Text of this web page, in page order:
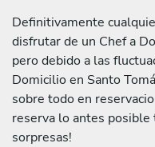
Definitivamente
disfrutar de un Chef a
pero debido a las
Domicilio en Santo
sobre todo en
reserva lo antes posible
sorpresas!